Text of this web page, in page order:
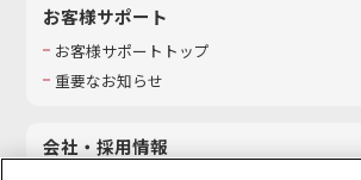
お客様サポート
お客様サポートトップ
重要なお知らせ
会社・採用情報